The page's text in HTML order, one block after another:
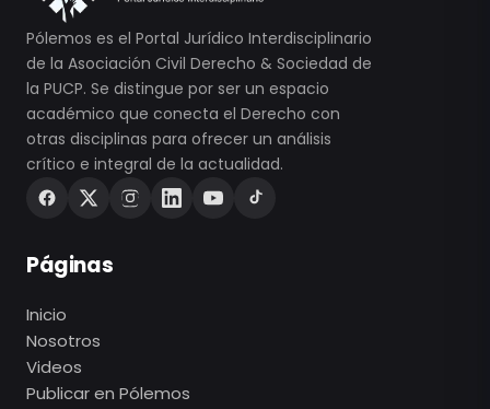
Pólemos es el Portal Jurídico Interdisciplinario
de la Asociación Civil Derecho & Sociedad de
la PUCP. Se distingue por ser un espacio
académico que conecta el Derecho con
otras disciplinas para ofrecer un análisis
crítico e integral de la actualidad.
Páginas
Inicio
Nosotros
Videos
Publicar en Pólemos